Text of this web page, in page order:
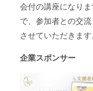
会付の講座になり
で、参加者との交
させていただきます
企業スポンサー